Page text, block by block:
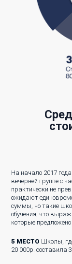
На начало 2017
вечерней группе с
практически не
ожидают
суммы, но такие
обучения, что
которые
5 МЕСТО Школы,
20 000р. составила